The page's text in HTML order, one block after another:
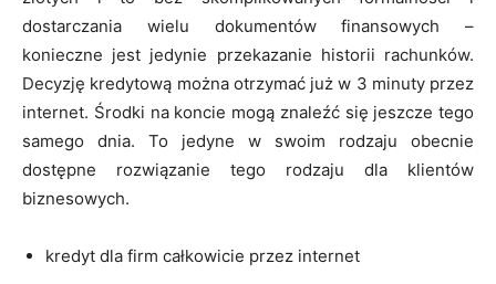
dostarczania wielu dokumentów finansowych –
konieczne jest jedynie przekazanie historii rachunków.
Decyzję kredytową można otrzymać już w 3 minuty przez
internet. Środki na koncie mogą znaleźć się jeszcze tego
samego dnia. To jedyne w swoim rodzaju obecnie
dostępne rozwiązanie tego rodzaju dla klientów
biznesowych.
kredyt dla firm całkowicie przez internet